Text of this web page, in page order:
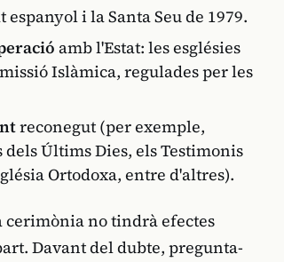
i la Santa Seu de 1979.
amb l'Estat: les esglésies
Islàmica, regulades per les
reconegut (per exemple,
dels Últims Dies, els Testimonis
Ortodoxa, entre d'altres).
cerimònia no tindrà efectes
Davant del dubte, pregunta-